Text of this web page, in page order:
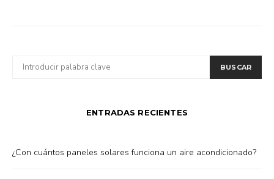
POR:
BUSCAR
ENTRADAS RECIENTES
¿Con cuántos paneles solares funciona un aire acondicionado?